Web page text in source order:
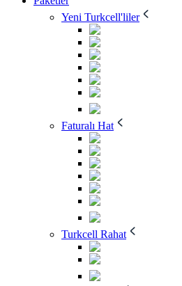
Yeni Turkcell'liler
Faturalı Hat
Turkcell Rahat